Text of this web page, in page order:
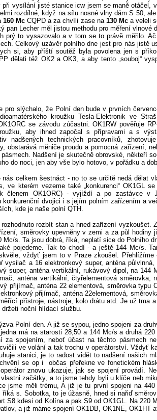
při vysílání jisté stanice icw jsem se maně otáčel,
rozdílné, když na sílu nosné vlny dám S 50,
160 McCQPD a za chvíli zase na 130 Mc a veleli
pan Lecher měl jistou methodu pro měření
prý to vysazovalo a v tom se to právě měřilo.
Celkový uzávěr polního dne jest pro nás jistě
si, aby příští soutěž byla povolena jen s
dělati též OK2 a OK3, a aby tento „souboj“
pro slýchalo, že Polní den bude v prvních
kroužku Tesla-Elektronik ve
se závodu zúčastni. OK1RW pověřuje
aby ihned započal s přípravami a s
nadšených technických pracovníků,
obstarává měniče proudu a pomocná zařízení,
Nadšení je skutečně obrovské, někteří
do noci, jen aby vše bylo hotovo, v pořádku a
celkem šestnáct - no to se určitě nedá dělat
ve kterém vezeme také „konkurenci“ OK1GL
členem OK1ORC) - vyjíždí a po zastávce v
dvojici i s jejím polním zařízením a
kde je naše polní QTH.
rozbít stan a hned zařízení vyzkoušet.
směrovky upevněny v zemi a za půl hodiny
Mc/s. Ta jsou dobrá, říká, neplatí sice do Polního
pojedeme. Tak to chodí - a ještě 144 Mc/s.
vždyť jsem to v Praze zkoušel. Přehlížíme
a 16 elektronkový super, anténa půlvlnná,
super, anténa vertikální, rukávový dipol, na 144
anténa vertikální, čtyřelementová směrovka,
přijímač, anténa 22 elementová, směrovka typu
přijímač, anténa 22elementová,
přístroje, nástroje, kolo drátu atd. Je už tma
noční hlídací službu.
Polní den. A již se sypou, jedno spojeni za
má na starosti 28,50 a 144 Mc/s a druhá 220
za spojením, neboť účast na těchto pásmech
ve volání a tak trochu v operátorství. Vždyť
stanici, je to radost vidět to nadšení našich
se op i občas přeřekne ve fonetickém
znovu ukazuje, jak se spojení provádí.
začátky, a to jsme tehdy byli u klíče neb
jsme měli trému, A již je tu první spojeni na 440
s. Sobotka, to je úžasně, hned si nařiď
S8 kdesi od Kolína a pak S9 od OK1GL. Na 220
a již máme spojení OK1DB, OK1NE, OK1HT